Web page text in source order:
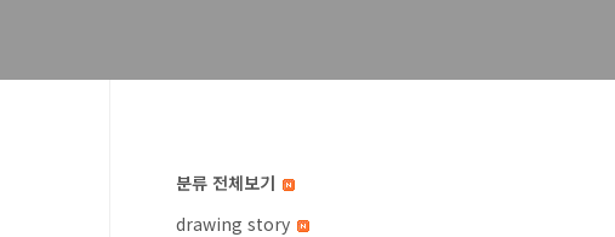
분류 전체보기
drawing story